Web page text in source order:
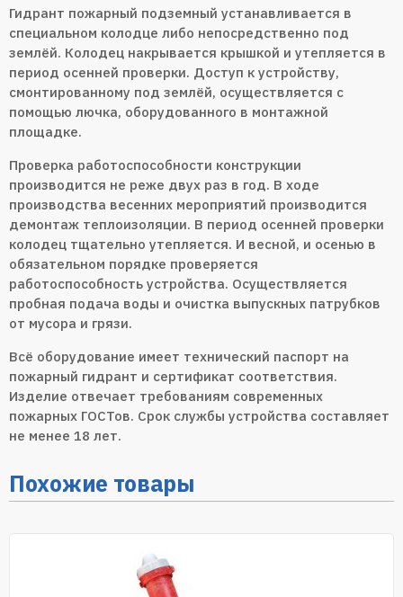
Гидрант пожарный подземный устанавливается в
специальном колодце либо непосредственно под
землёй. Колодец накрывается крышкой и утепляется в
период осенней проверки. Доступ к устройству,
смонтированному под землёй, осуществляется с
помощью лючка, оборудованного в монтажной
площадке.
Проверка работоспособности конструкции
производится не реже двух раз в год. В ходе
производства весенних мероприятий производится
демонтаж теплоизоляции. В период осенней проверки
колодец тщательно утепляется. И весной, и осенью в
обязательном порядке проверяется
работоспособность устройства. Осуществляется
пробная подача воды и очистка выпускных патрубков
от мусора и грязи.
Всё оборудование имеет технический паспорт на
пожарный гидрант и сертификат соответствия.
Изделие отвечает требованиям современных
пожарных ГОСТов. Срок службы устройства составляет
не менее 18 лет.
Похожие товары